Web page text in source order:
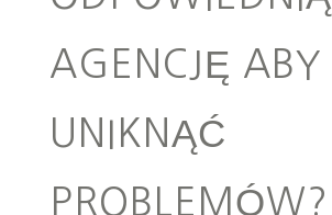
AGENCJĘ ABY
UNIKNĄĆ
PROBLEMÓW?